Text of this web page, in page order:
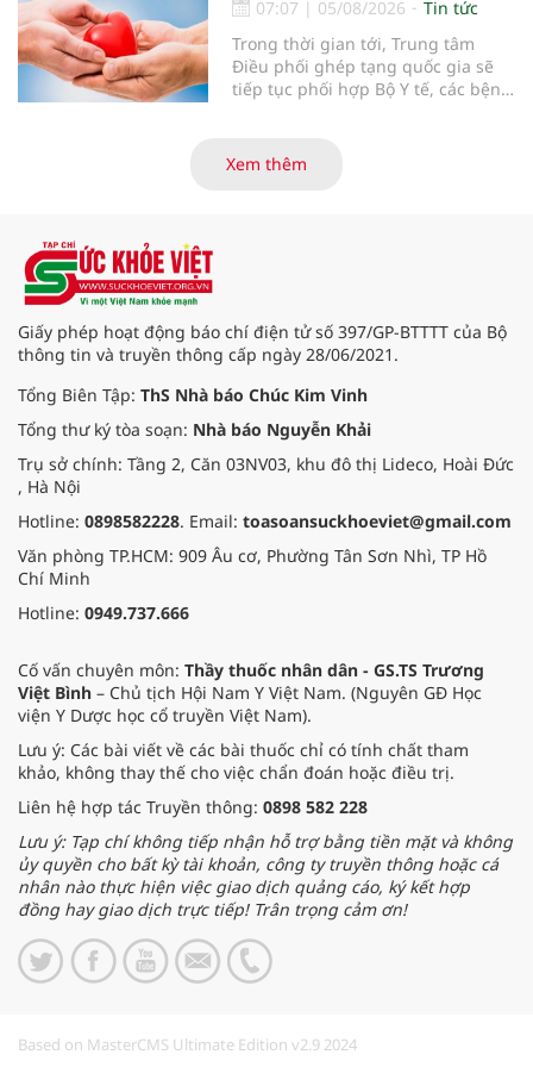
07:07 | 05/08/2026
Tin tức
Trong thời gian tới, Trung tâm
Điều phối ghép tạng quốc gia sẽ
tiếp tục phối hợp Bộ Y tế, các bệnh
cường truyền thông, hoàn thiện
quy trình chuyên môn và hệ thống
Xem thêm
Giấy phép hoạt động báo chí điện tử số 397/GP-BTTTT của Bộ
thông tin và truyền thông cấp ngày 28/06/2021.
Tổng Biên Tập: ThS Nhà báo Chúc Kim Vinh
Tổng thư ký tòa soạn: Nhà báo Nguyễn Khải
Trụ sở chính: Tầng 2, Căn 03NV03, khu đô thị Lideco, Hoài Đức
, Hà Nội
Hotline: 0898582228. Email: toasoansuckhoeviet@gmail.com
Văn phòng TP.HCM: 909 Âu cơ, Phường Tân Sơn Nhì, TP Hồ
Chí Minh
Hotline: 0949.737.666
Cố vấn chuyên môn: Thầy thuốc nhân dân - GS.TS Trương
Việt Bình – Chủ tịch Hội Nam Y Việt Nam. (Nguyên GĐ Học
viện Y Dược học cổ truyền Việt Nam).
Lưu ý: Các bài viết về các bài thuốc chỉ có tính chất tham
khảo, không thay thế cho việc chẩn đoán hoặc điều trị.
Liên hệ hợp tác Truyền thông: 0898 582 228
Lưu ý: Tạp chí không tiếp nhận hỗ trợ bằng tiền mặt và không
ủy quyền cho bất kỳ tài khoản, công ty truyền thông hoặc cá
nhân nào thực hiện việc giao dịch quảng cáo, ký kết hợp
đồng hay giao dịch trực tiếp! Trân trọng cảm ơn!
Based on MasterCMS Ultimate Edition v2.9 2024